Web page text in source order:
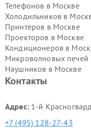
Телефонов в Москве
Холодильников в
Принтеров в Москве
Проекторов в Москве
Кондиционеров в
Микроволновых печей
Наушников в Москве
Контакты
Адрес: 1-й
+7 (495) 128-27-43